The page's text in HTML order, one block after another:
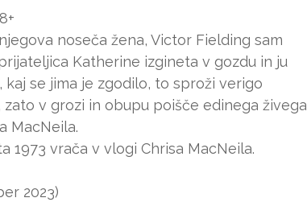
noseča žena, Victor Fielding sam
Katherine izgineta v gozdu in ju
se jima je zgodilo, to sproži verigo
v grozi in obupu poišče edinega živega
MacNeila.
1973 vrača v vlogi Chrisa MacNeila.
2023)